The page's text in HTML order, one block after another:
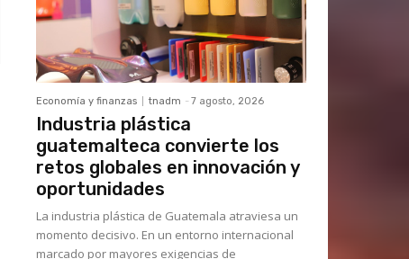
Economía y finanzas tnadm - 7 agosto, 2026
Industria plástica
guatemalteca convierte los
retos globales en innovación y
oportunidades
La industria plástica de Guatemala atraviesa un
momento decisivo. En un entorno internacional
marcado por mayores exigencias de